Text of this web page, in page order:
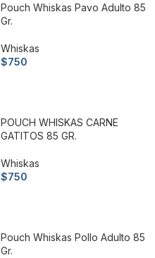
Pouch Whiskas Pavo Adulto 85
Gr.
Whiskas
$750
POUCH WHISKAS CARNE
GATITOS 85 GR.
Whiskas
$750
Pouch Whiskas Pollo Adulto 85
Gr.